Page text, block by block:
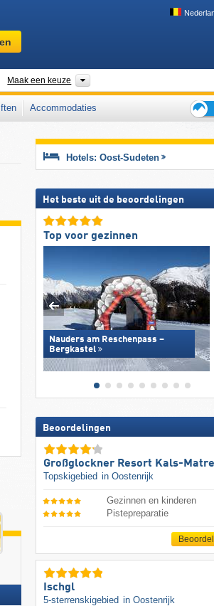
Bergketens
Maak een keuze
Accommodaties
voor
Hotels: Oost-Sudeten
Het beste uit de beoordelingen
Top voor gezinnen
Nauders am Reschenpass –
Bergkastel
Beoordelingen
Großglockner Resort Kals-
Topskigebied in Oostenrijk
Gezinnen en kinderen
Pistepreparatie
Ischgl
5-sterrenskigebied in Oostenrijk